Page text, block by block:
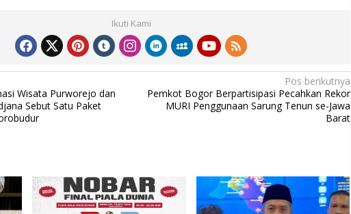
Ikuti Kami
Wisata Purworejo dan
Sebut Satu Paket
Pos berikutnya
Pemkot Bogor Berpartisipasi Pecahkan Rekor
MURI Penggunaan Sarung Tenun se-Jawa
Barat